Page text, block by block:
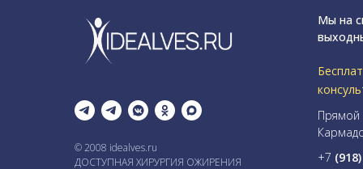
© 2008 idealves.ru
ДОСТУПНАЯ ХИРУРГИЯ ОЖИРЕНИЯ
Мы на
Прямой
+7